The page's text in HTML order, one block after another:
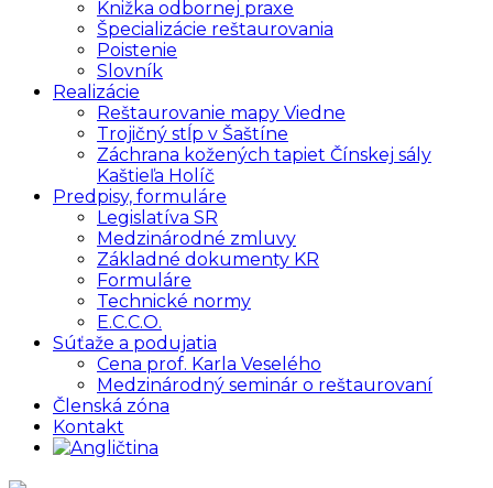
Knižka odbornej praxe
Špecializácie reštaurovania
Poistenie
Slovník
Realizácie
Reštaurovanie mapy Viedne
Trojičný stĺp v Šaštíne
Záchrana kožených tapiet Čínskej sály
Kaštieľa Holíč
Predpisy, formuláre
Legislatíva SR
Medzinárodné zmluvy
Základné dokumenty KR
Formuláre
Technické normy
E.C.C.O.
Súťaže a podujatia
Cena prof. Karla Veselého
Medzinárodný seminár o reštaurovaní
Členská zóna
Kontakt